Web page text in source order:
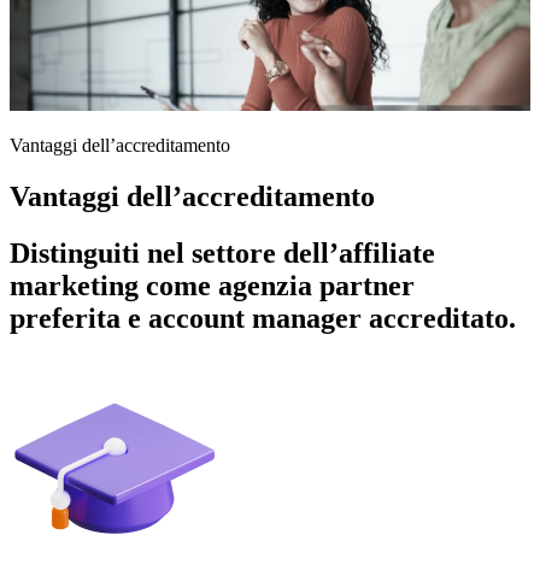
Vantaggi dell’accreditamento
Vantaggi dell’accreditamento
Distinguiti nel settore dell’affiliate
marketing come agenzia partner
preferita e account manager accreditato.